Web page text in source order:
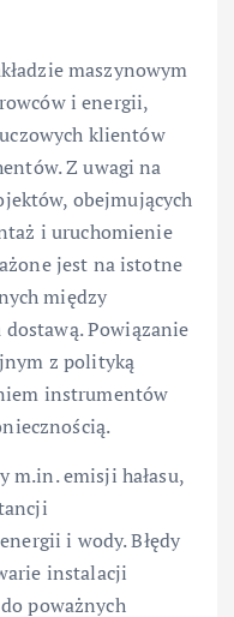
maszynowym
i energii,
klientów
Z uwagi na
obejmujących
i uruchomienie
jest na istotne
między
Powiązanie
z polityką
instrumentów
m.in. emisji hałasu,
i wody. Błędy
instalacji
poważnych